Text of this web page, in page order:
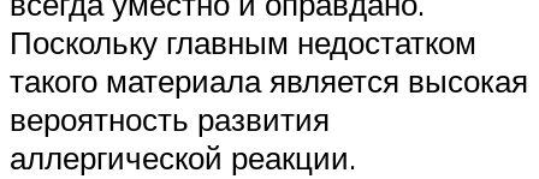
Поскольку главным недостатком
такого материала является высокая
вероятность развития
аллергической реакции.